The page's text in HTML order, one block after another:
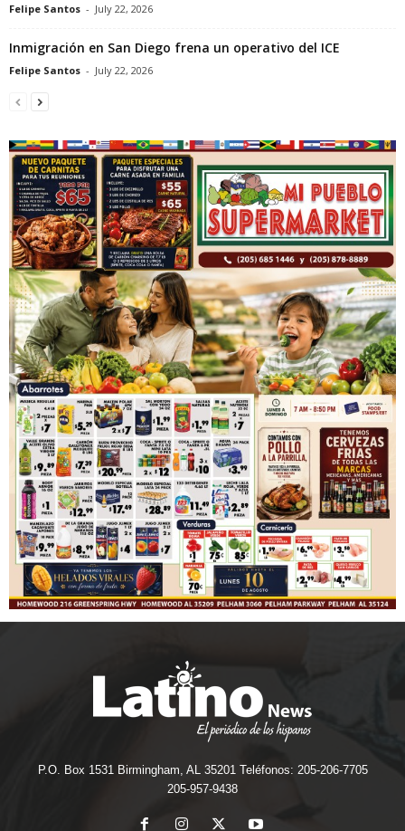
Felipe Santos - July 22, 2026
Inmigración en San Diego frena un operativo del ICE
Felipe Santos - July 22, 2026
P.O. Box 1531 Birmingham, AL 35201 Teléfonos: 205-206-7705
205-957-9438